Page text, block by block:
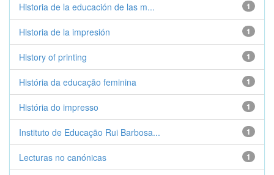
1
Historia de la educación de las m...
1
Historia de la impresión
1
History of printing
1
História da educação feminina
1
História do impresso
1
Instituto de Educação Rui Barbosa...
1
Lecturas no canónicas